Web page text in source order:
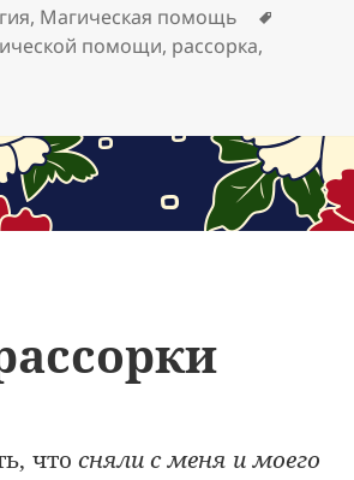
, Магическая помощь
помощи, рассорка,
что сняли с меня и моего